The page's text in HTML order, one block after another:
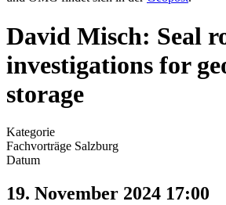
David Misch: Seal
investigations for
storage
Kategorie
Fachvorträge Salzburg
Datum
19. November 2024 17:00